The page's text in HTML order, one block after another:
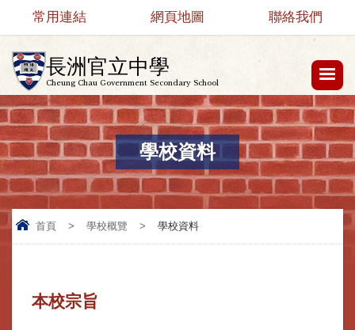
長洲官立中學
Cheung Chau Government Secondary School
常用連結 網頁地圖 聯絡我們
學校資料
首頁 > 學校概覽 > 學校資料
本校宗旨